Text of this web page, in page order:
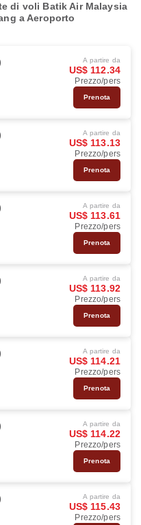
di voli Batik Air Malaysia
a Aeroporto
A partire da
US$ 112.34
Prezzo/pers
Prenota
A partire da
US$ 113.13
Prezzo/pers
Prenota
A partire da
US$ 113.61
Prezzo/pers
Prenota
A partire da
US$ 113.92
Prezzo/pers
Prenota
A partire da
US$ 114.21
Prezzo/pers
Prenota
A partire da
US$ 114.22
Prezzo/pers
Prenota
A partire da
US$ 115.43
Prezzo/pers